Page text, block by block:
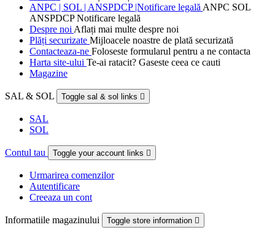
ANPC | SOL | ANSPDCP |Notificare legală ANPC SOL
ANSPDCP Notificare legală
Despre noi Aflați mai multe despre noi
Plăți securizate Mijloacele noastre de plată securizată
Contacteaza-ne Foloseste formularul pentru a ne contacta
Harta site-ului Te-ai ratacit? Gaseste ceea ce cauti
Magazine
SAL & SOL Toggle sal & sol links 
SAL
SOL
Contul tau Toggle your account links 
Urmarirea comenzilor
Autentificare
Creeaza un cont
Informatiile magazinului Toggle store information 